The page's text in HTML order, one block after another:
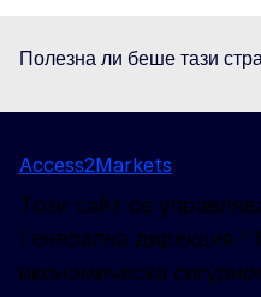
Полезна ли беше тази
Access2Markets
Този сайт се
Генерална дирекция
икономическа